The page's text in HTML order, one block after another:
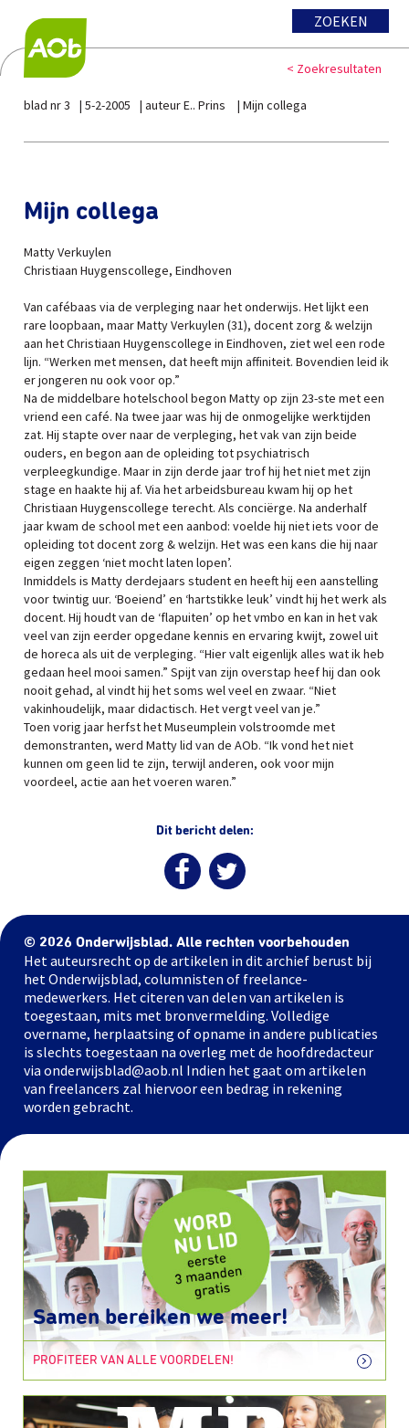
ZOEKEN
< Zoekresultaten
blad nr 3 5-2-2005 auteur E.. Prins Mijn collega
Mijn collega
Matty Verkuylen
Christiaan Huygenscollege, Eindhoven
Van cafébaas via de verpleging naar het onderwijs. Het lijkt een
rare loopbaan, maar Matty Verkuylen (31), docent zorg & welzijn
aan het Christiaan Huygenscollege in Eindhoven, ziet wel een rode
lijn. “Werken met mensen, dat heeft mijn affiniteit. Bovendien leid ik
er jongeren nu ook voor op.”
Na de middelbare hotelschool begon Matty op zijn 23-ste met een
vriend een café. Na twee jaar was hij de onmogelijke werktijden
zat. Hij stapte over naar de verpleging, het vak van zijn beide
ouders, en begon aan de opleiding tot psychiatrisch
verpleegkundige. Maar in zijn derde jaar trof hij het niet met zijn
stage en haakte hij af. Via het arbeidsbureau kwam hij op het
Christiaan Huygenscollege terecht. Als conciërge. Na anderhalf
jaar kwam de school met een aanbod: voelde hij niet iets voor de
opleiding tot docent zorg & welzijn. Het was een kans die hij naar
eigen zeggen ‘niet mocht laten lopen’.
Inmiddels is Matty derdejaars student en heeft hij een aanstelling
voor twintig uur. ‘Boeiend’ en ‘hartstikke leuk’ vindt hij het werk als
docent. Hij houdt van de ‘flapuiten’ op het vmbo en kan in het vak
veel van zijn eerder opgedane kennis en ervaring kwijt, zowel uit
de horeca als uit de verpleging. “Hier valt eigenlijk alles wat ik heb
gedaan heel mooi samen.” Spijt van zijn overstap heef hij dan ook
nooit gehad, al vindt hij het soms wel veel en zwaar. “Niet
vakinhoudelijk, maar didactisch. Het vergt veel van je.”
Toen vorig jaar herfst het Museumplein volstroomde met
demonstranten, werd Matty lid van de AOb. “Ik vond het niet
kunnen om geen lid te zijn, terwijl anderen, ook voor mijn
voordeel, actie aan het voeren waren.”
Dit bericht delen:
© 2026 Onderwijsblad. Alle rechten voorbehouden
Het auteursrecht op de artikelen in dit archief berust bij
het Onderwijsblad, columnisten of freelance-
medewerkers. Het citeren van delen van artikelen is
toegestaan, mits met bronvermelding. Volledige
overname, herplaatsing of opname in andere publicaties
is slechts toegestaan na overleg met de hoofdredacteur
via onderwijsblad@aob.nl Indien het gaat om artikelen
van freelancers zal hiervoor een bedrag in rekening
worden gebracht.
Samen bereiken we meer!
PROFITEER VAN ALLE VOORDELEN!